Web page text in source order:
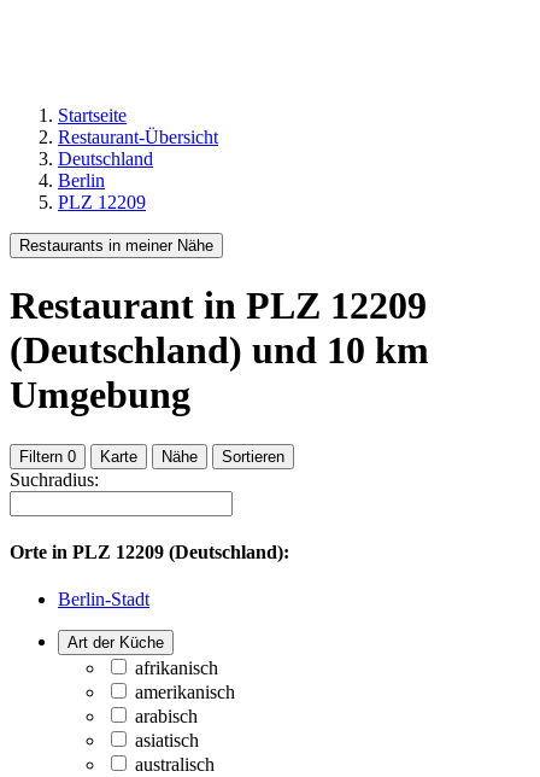
Startseite
Restaurant-Übersicht
Deutschland
Berlin
PLZ 12209
Restaurants in meiner Nähe
Restaurant in PLZ 12209
(Deutschland) und 10 km
Umgebung
Filtern 0 Karte Nähe Sortieren
Suchradius:
Orte in PLZ 12209 (Deutschland):
Berlin-Stadt
Art der Küche
afrikanisch
amerikanisch
arabisch
asiatisch
australisch